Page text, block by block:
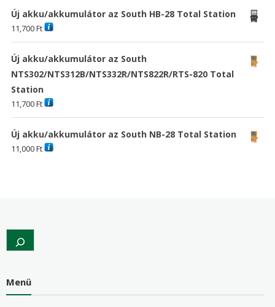
Új akku/akkumulátor az South HB-28 Total Station
11,700Ft
Új akku/akkumulátor az South
NTS302/NTS312B/NTS332R/NTS822R/RTS-820 Total
Station
11,700Ft
Új akku/akkumulátor az South NB-28 Total Station
11,000Ft
Search
Menü